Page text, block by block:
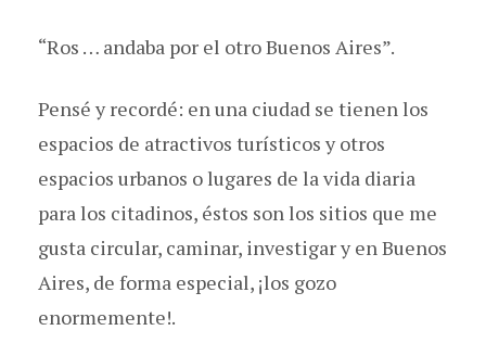
“Ros … andaba por el otro Buenos Aires”.
Pensé y recordé: en una ciudad se tienen los
espacios de atractivos turísticos y otros
espacios urbanos o lugares de la vida diaria
para los citadinos, éstos son los sitios que me
gusta circular, caminar, investigar y en Buenos
Aires, de forma especial, ¡los gozo
enormemente!.